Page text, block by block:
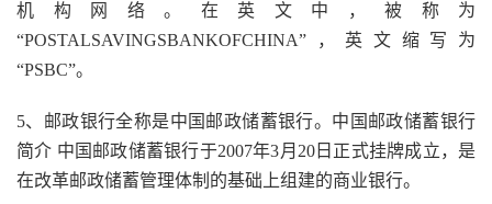
机构网络。在英文中，被称为
“POSTALSAVINGSBANKOFCHINA”，英文缩写为
“PSBC”。
5、邮政银行全称是中国邮政储蓄银行。中国邮政储蓄银行
简介 中国邮政储蓄银行于2007年3月20日正式挂牌成立，是
在改革邮政储蓄管理体制的基础上组建的商业银行。